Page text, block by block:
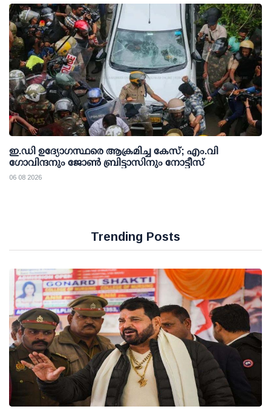
ഇ.ഡി ഉദ്യോഗസ്ഥരെ ആക്രമിച്ച കേസ്; എം.വി
ഗോവിന്ദനും ജോണ്‍ ബ്രിട്ടാസിനും നോട്ടീസ്
06 08 2026
Trending Posts